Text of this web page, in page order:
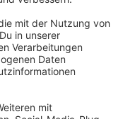
dadurch für die
und die
das
Ort ist eine
Trebel,